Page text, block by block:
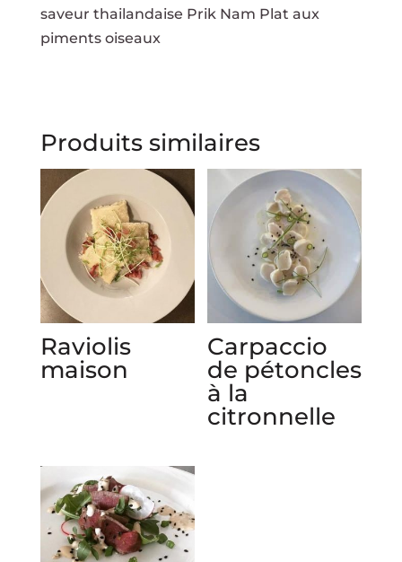
saveur thailandaise Prik Nam Plat aux
piments oiseaux
Produits similaires
Raviolis
maison
Carpaccio
de pétoncles
à la
citronnelle